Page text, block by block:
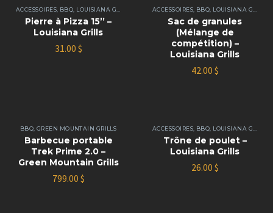
ACCESSOIRES, BBQ LOUISIANA GRILLS
Pierre à Pizza 15’’ –
Louisiana Grills
31.00 $
ACCESSOIRES, BBQ LOUISIANA GRILLS
Sac de granules
(Mélange de
compétition) –
Louisiana Grills
42.00 $
BBQ GREEN MOUNTAIN GRILLS
Barbecue portable
Trek Prime 2.0 –
Green Mountain Grills
799.00 $
ACCESSOIRES, BBQ LOUISIANA GRILLS
Trône de poulet –
Louisiana Grills
26.00 $